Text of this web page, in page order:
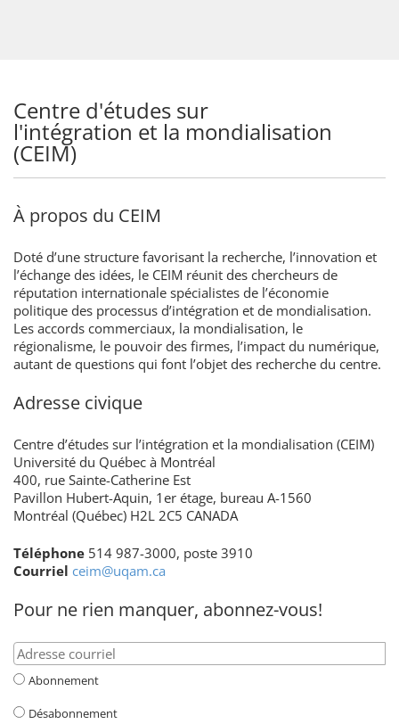
Centre d'études sur
l'intégration et la mondialisation
(CEIM)
À propos du CEIM
Doté d’une structure favorisant la recherche, l’innovation et
l’échange des idées, le CEIM réunit des chercheurs de
réputation internationale spécialistes de l’économie
politique des processus d’intégration et de mondialisation.
Les accords commerciaux, la mondialisation, le
régionalisme, le pouvoir des firmes, l’impact du numérique,
autant de questions qui font l’objet des recherche du centre.
Adresse civique
Centre d’études sur l’intégration et la mondialisation (CEIM)
Université du Québec à Montréal
400, rue Sainte-Catherine Est
Pavillon Hubert-Aquin, 1er étage, bureau A-1560
Montréal (Québec) H2L 2C5 CANADA
Téléphone 514 987-3000, poste 3910
Courriel ceim@uqam.ca
Pour ne rien manquer, abonnez-vous!
Abonnement
Désabonnement